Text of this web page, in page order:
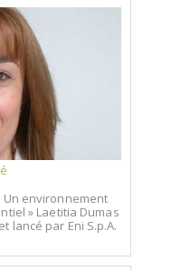
environnement
» Laetitia Dumas
lancé par Eni S.p.A.